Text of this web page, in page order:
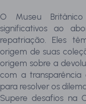
O Museu
significativos ao
repatriação. Eles
origem de suas
origem sobre a
com a
para resolver os
Supere desafios na